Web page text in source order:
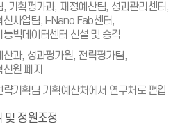
, 기획평가과, 재정예산팀, 성과관리센터,
신사업팀, I-Nano Fab센터,
능빅데이터센터 신설 및 승격
산과, 성과평가원, 전략평가팀,
원 폐지
략기획팀 기획예산처에서 연구처로 편입
및 정원조정